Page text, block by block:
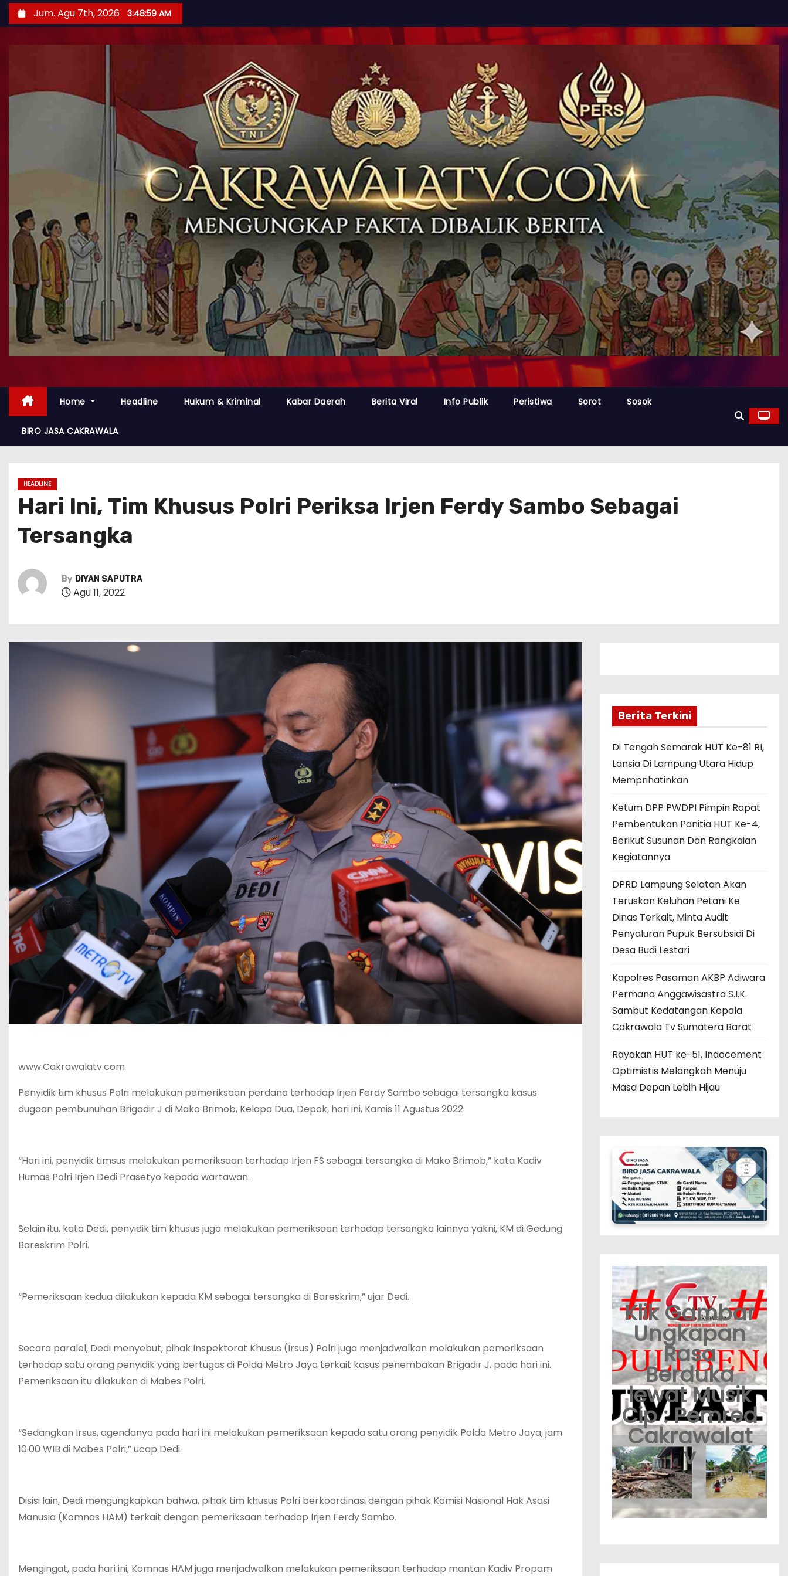
Jum. Agu 7th, 2026 3:49:00 AM
Home Headline Hukum & Kriminal Kabar Daerah Berita Viral Info Publik Peristiwa Sorot Sosok
BIRO JASA CAKRAWALA
HEADLINE
Hari Ini, Tim Khusus Polri Periksa Irjen Ferdy Sambo Sebagai
Tersangka
By DIYAN SAPUTRA
Agu 11, 2022
www.Cakrawalatv.com
Penyidik tim khusus Polri melakukan pemeriksaan perdana terhadap Irjen Ferdy Sambo sebagai tersangka kasus
dugaan pembunuhan Brigadir J di Mako Brimob, Kelapa Dua, Depok, hari ini, Kamis 11 Agustus 2022.
“Hari ini, penyidik timsus melakukan pemeriksaan terhadap Irjen FS sebagai tersangka di Mako Brimob,” kata Kadiv
Humas Polri Irjen Dedi Prasetyo kepada wartawan.
Selain itu, kata Dedi, penyidik tim khusus juga melakukan pemeriksaan terhadap tersangka lainnya yakni, KM di Gedung
Bareskrim Polri.
“Pemeriksaan kedua dilakukan kepada KM sebagai tersangka di Bareskrim,” ujar Dedi.
Secara paralel, Dedi menyebut, pihak Inspektorat Khusus (Irsus) Polri juga menjadwalkan melakukan pemeriksaan
terhadap satu orang penyidik yang bertugas di Polda Metro Jaya terkait kasus penembakan Brigadir J, pada hari ini.
Pemeriksaan itu dilakukan di Mabes Polri.
“Sedangkan Irsus, agendanya pada hari ini melakukan pemeriksaan kepada satu orang penyidik Polda Metro Jaya, jam
10.00 WIB di Mabes Polri,” ucap Dedi.
Disisi lain, Dedi mengungkapkan bahwa, pihak tim khusus Polri berkoordinasi dengan pihak Komisi Nasional Hak Asasi
Manusia (Komnas HAM) terkait dengan pemeriksaan terhadap Irjen Ferdy Sambo.
Mengingat, pada hari ini, Komnas HAM juga menjadwalkan melakukan pemeriksaan terhadap mantan Kadiv Propam
Berita Terkini
Di Tengah Semarak HUT Ke-81 RI,
Lansia Di Lampung Utara Hidup
Memprihatinkan
Ketum DPP PWDPI Pimpin Rapat
Pembentukan Panitia HUT Ke-4,
Berikut Susunan Dan Rangkaian
Kegiatannya
DPRD Lampung Selatan Akan
Teruskan Keluhan Petani Ke
Dinas Terkait, Minta Audit
Penyaluran Pupuk Bersubsidi Di
Desa Budi Lestari
Kapolres Pasaman AKBP Adiwara
Permana Anggawisastra S.I.K.
Sambut Kedatangan Kepala
Cakrawala Tv Sumatera Barat
Rayakan HUT ke-51, Indocement
Optimistis Melangkah Menuju
Masa Depan Lebih Hijau
Klik Gambar
Ungkapan
Rasa
Berduka
lewat Musik
Cip : Pemred
Cakrawalat
v